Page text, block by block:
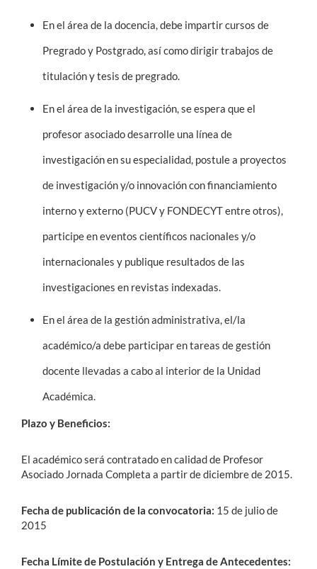
En el área de la docencia, debe impartir cursos de
Pregrado y Postgrado, así como dirigir trabajos de
titulación y tesis de pregrado.
En el área de la investigación, se espera que el
profesor asociado desarrolle una línea de
investigación en su especialidad, postule a proyectos
de investigación y/o innovación con financiamiento
interno y externo (PUCV y FONDECYT entre otros),
participe en eventos científicos nacionales y/o
internacionales y publique resultados de las
investigaciones en revistas indexadas.
En el área de la gestión administrativa, el/la
académico/a debe participar en tareas de gestión
docente llevadas a cabo al interior de la Unidad
Académica.
Plazo y Beneficios:
El académico será contratado en calidad de Profesor
Asociado Jornada Completa a partir de diciembre de 2015.
Fecha de publicación de la convocatoria: 15 de julio de
2015
Fecha Límite de Postulación y Entrega de Antecedentes: